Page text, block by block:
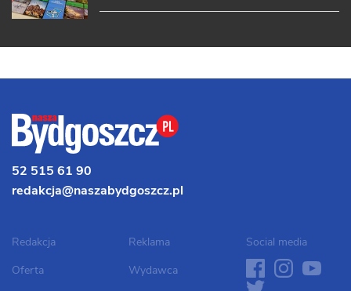
52 515 61 90
redakcja@naszabydgoszcz.pl
Redakcja
Oferta
Reklama
Wydawca
Social media
facebookinstagramyoutube